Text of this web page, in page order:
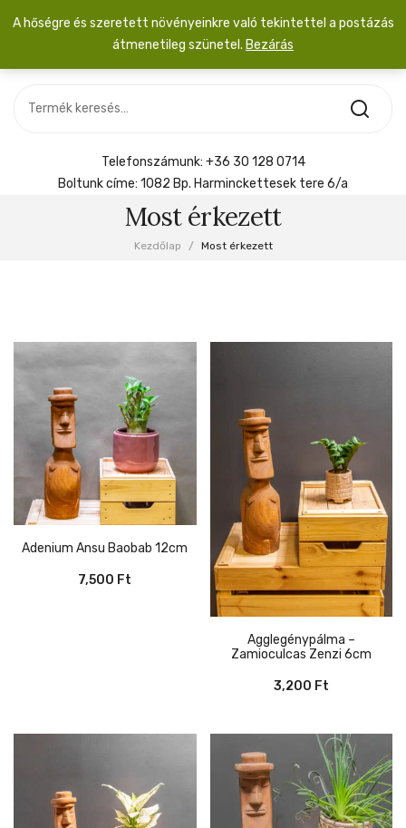
SZOBANÖVÉNY
KIEGÉSZÍTŐK
MENYASSZONYI CSOKOR
Menyasszonyi csokor
Telefonszámunk: +36 30 128 0714
Boltunk címe: 1082 Bp. Harminckettesek tere 6/a
Most érkezett
Kezdőlap / Most érkezett
Adenium Ansu Baobab 12cm
7,500 Ft
Agglegénypálma –
Zamioculcas Zenzi 6cm
3,200 Ft
A hőségre és szeretett növényeinkre való tekintettel a postázás
átmenetileg szünetel. Bezárás